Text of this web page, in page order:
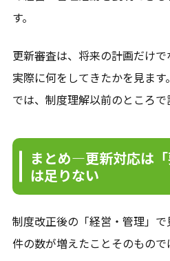
す。
更新審査は、将来の計画だけ
実際に何をしてきたかを見ま
では、制度理解以前のところで
まとめ—更新対応は
は足りない
制度改正後の「経営・管理」
件の数が増えたことそのもので